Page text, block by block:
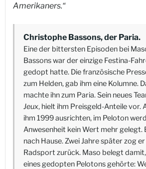
Amerikaners.“
Christophe Bassons, der Paria.
Eine der bittersten Episoden bei
Bassons war der einzige Festina-
gedopt hatte. Die französische
zum Helden, gab ihm eine Kolumne.
machte ihn zum Paria. Sein neues
Jeux, hielt ihm Preisgeld-Anteile vor.
ihm 1999 ausrichten, im Peloton
Anwesenheit kein Wert mehr gelegt.
nach Hause. Zwei Jahre später zog
Radsport zurück. Maso belegt damit,
eines gedopten Pelotons gehörte: